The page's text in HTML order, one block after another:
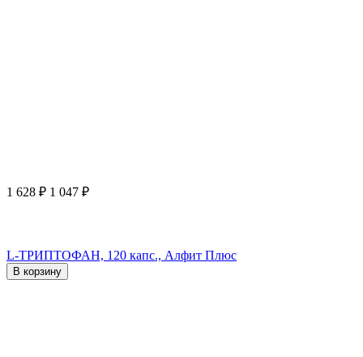
1 628 ₽ 1 047 ₽
L-ТРИПТОФАН, 120 капс., Алфит Плюс
В корзину